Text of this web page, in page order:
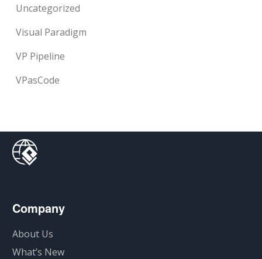
Uncategorized
Visual Paradigm
VP Pipeline
VPasCode
Company
About Us
What’s New